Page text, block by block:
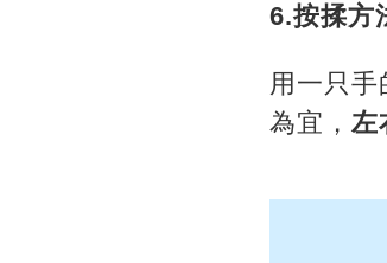
6.按揉方
用一只手
為宜， 左